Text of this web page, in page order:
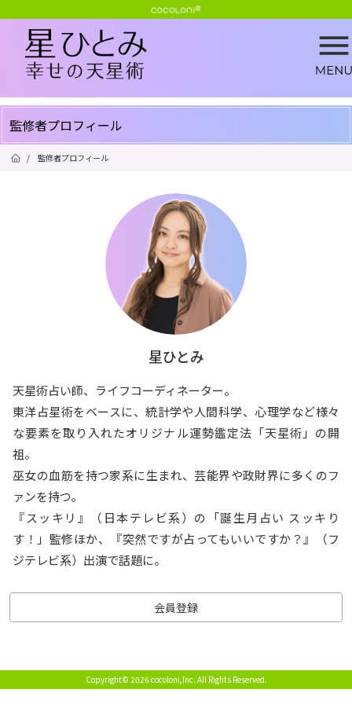
監修者プロフィール
/ 監修者プロフィール
星ひとみ
天星術占い師、ライフコーディネーター。
東洋占星術をベースに、統計学や人間科学、心理学など様々
な要素を取り入れたオリジナル運勢鑑定法「天星術」の開
祖。
巫女の血筋を持つ家系に生まれ、芸能界や政財界に多くのフ
ァンを持つ。
『スッキリ』（日本テレビ系）の「誕生月占い スッキり
す！」監修ほか、『突然ですが占ってもいいですか？』（フ
ジテレビ系）出演で話題に。
会員登録
Copyright© 2026 cocoloni,Inc. All Rights Reserved.